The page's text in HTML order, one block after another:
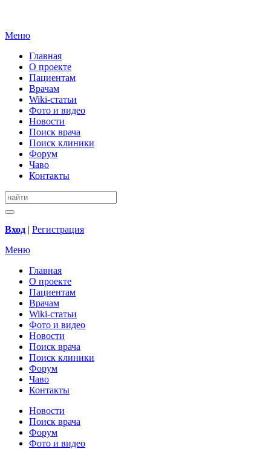
Меню
Главная
О проекте
Пациентам
Врачам
Wiki-статьи
Фото и видео
Новости
Поиск врача
Поиск клиники
Форум
Чаво
Контакты
Вход | Регистрация
Меню
Главная
О проекте
Пациентам
Врачам
Wiki-статьи
Фото и видео
Новости
Поиск врача
Поиск клиники
Форум
Чаво
Контакты
Новости
Поиск врача
Форум
Фото и видео